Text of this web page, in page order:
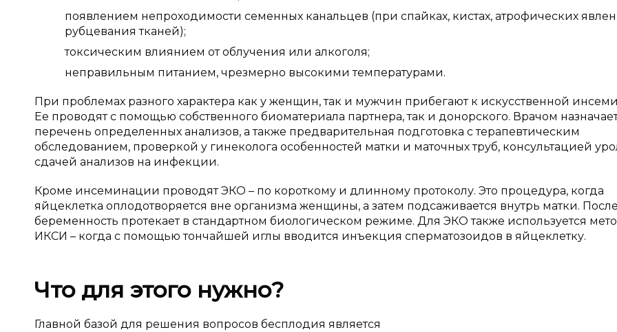
появлением непроходимости семенных канальцев (при спайках, кистах, атрофических
рубцевания тканей);
токсическим влиянием от облучения или алкоголя;
неправильным питанием, чрезмерно высокими температурами.
При проблемах разного характера как у женщин, так и мужчин прибегают к искусственной
Ее проводят с помощью собственного биоматериала партнера, так и донорского. Врачом
перечень определенных анализов, а также предварительная подготовка с терапевтическим
обследованием, проверкой у гинеколога особенностей матки и маточных труб, консультацией
сдачей анализов на инфекции.
Кроме инсеминации проводят ЭКО – по короткому и длинному протоколу. Это процедура, когда
яйцеклетка оплодотворяется вне организма женщины, а затем подсаживается внутрь матки. После
беременность протекает в стандартном биологическом режиме. Для ЭКО также используется
ИКСИ – когда с помощью тончайшей иглы вводится инъекция сперматозоидов в яйцеклетку.
Что для этого нужно?
Главной базой для решения вопросов бесплодия является